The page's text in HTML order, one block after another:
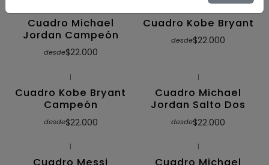
Cuadro Michael
Jordan Campeón
desde$22.000
Cuadro Kobe Bryant
desde$22.000
|
Cuadro Kobe Bryant
Campeón
desde$22.000
|
Cuadro Michael
Jordan Salto Dos
desde$22.000
| |